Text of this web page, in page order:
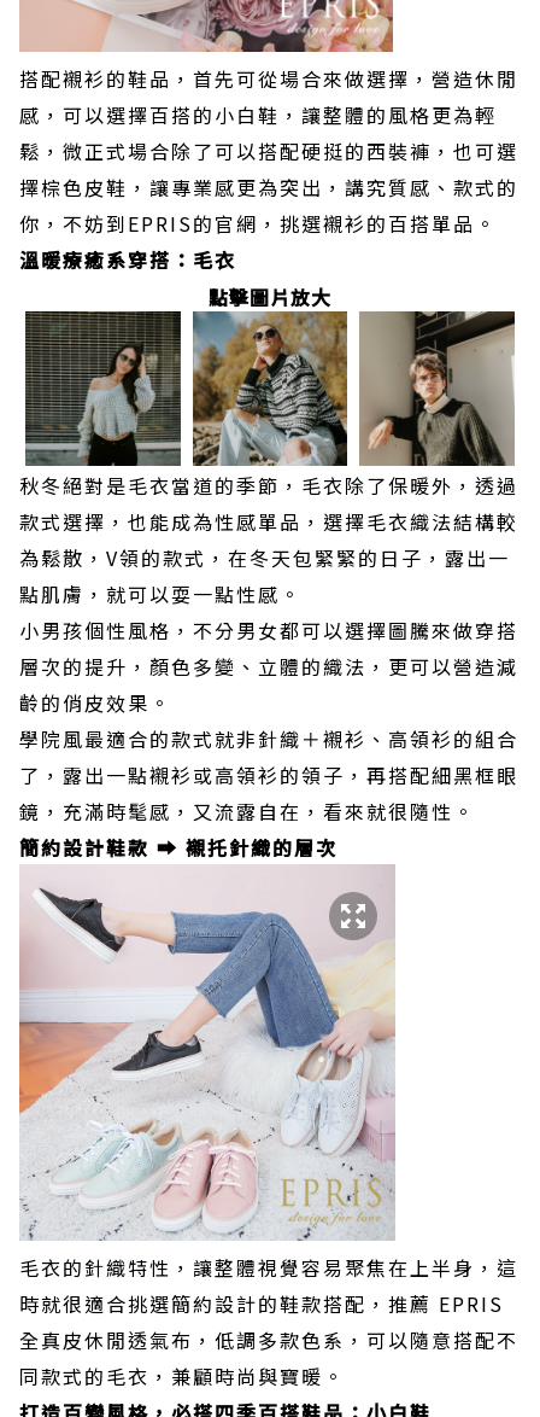
搭配襯衫的鞋品，首先可從場合來做選擇，營造休閒
感，可以選擇百搭的小白鞋，讓整體的風格更為輕
鬆，微正式場合除了可以搭配硬挺的西裝褲，也可選
擇棕色皮鞋，讓專業感更為突出，講究質感、款式的
你，不妨到EPRIS的官網，挑選襯衫的百搭單品。
溫暖療癒系穿搭：毛衣
點擊圖片放大
秋冬絕對是毛衣當道的季節，毛衣除了保暖外，透過
款式選擇，也能成為性感單品，選擇毛衣織法結構較
為鬆散，V領的款式，在冬天包緊緊的日子，露出一
點肌膚，就可以耍一點性感。
小男孩個性風格，不分男女都可以選擇圖騰來做穿搭
層次的提升，顏色多變、立體的織法，更可以營造減
齡的俏皮效果。
學院風最適合的款式就非針織＋襯衫、高領衫的組合
了，露出一點襯衫或高領衫的領子，再搭配細黑框眼
鏡，充滿時髦感，又流露自在，看來就很隨性。
簡約設計鞋款 ➡️ 襯托針織的層次
毛衣的針織特性，讓整體視覺容易聚焦在上半身，這
時就很適合挑選簡約設計的鞋款搭配，推薦 EPRIS
全真皮休閒透氣布，低調多款色系，可以隨意搭配不
同款式的毛衣，兼顧時尚與寶暖。